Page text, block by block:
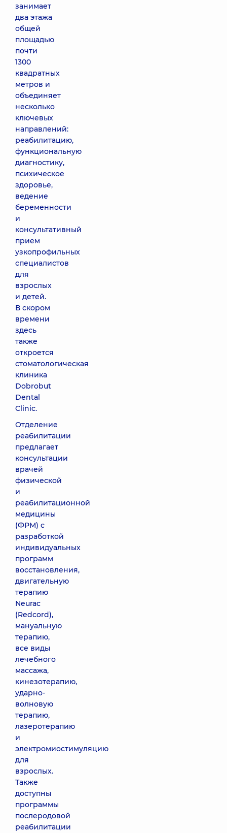
занимает
два этажа
общей
площадью
почти
1300
квадратных
метров и
объединяет
несколько
ключевых
направлений:
реабилитацию,
функциональную
диагностику,
психическое
здоровье,
ведение
беременности
и
консультативный
прием
узкопрофильных
специалистов
для
взрослых
и детей.
В скором
времени
здесь
также
откроется
стоматологическая
клиника
Dobrobut
Dental
Clinic.
Отделение
реабилитации
предлагает
консультации
врачей
физической
и
реабилитационной
медицины
(ФРМ) с
разработкой
индивидуальных
программ
восстановления,
двигательную
терапию
Neurac
(Redcord),
мануальную
терапию,
все виды
лечебного
массажа,
кинезотерапию,
ударно-
волновую
терапию,
лазеротерапию
и
электромиостимуляцию
для
взрослых.
Также
доступны
программы
послеродовой
реабилитации